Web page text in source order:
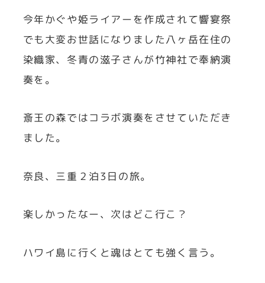
今年かぐや姫ライアーを作成されて響宴祭
でも大変お世話になりました八ヶ岳在住の
染織家、冬青の滋子さんが竹神社で奉納演
奏を。
斎王の森ではコラボ演奏をさせていただき
ました。
奈良、三重２泊3日の旅。
楽しかったなー、次はどこ行こ？
ハワイ島に行くと魂はとても強く言う。